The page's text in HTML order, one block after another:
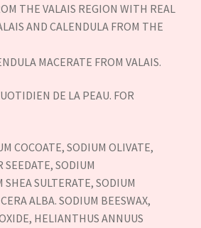
THE VALAIS REGION WITH REAL
AND CALENDULA FROM THE
MACERATE FROM VALAIS.
DE LA PEAU. FOR
COCOATE, SODIUM OLIVATE,
SEEDATE, SODIUM
SULTERATE, SODIUM
ALBA. SODIUM BEESWAX,
HELIANTHUS ANNUUS